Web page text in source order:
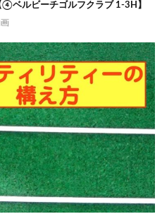
ベルビーチゴルフクラブ 1-3H】